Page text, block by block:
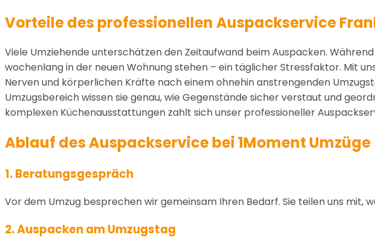
Vorteile des professionellen Auspackservice
Viele Umziehende unterschätzen den Zeitaufwand beim Auspacken.
wochenlang in der neuen Wohnung stehen – ein täglicher Stressfaktor. Mit
Nerven und körperlichen Kräfte nach einem ohnehin anstrengenden
Umzugsbereich wissen sie genau, wie Gegenstände sicher verstaut und
komplexen Küchenausstattungen zahlt sich unser professioneller
Ablauf des Auspackservice bei 1Moment Umzüge
1. Beratungsgespräch
Vor dem Umzug besprechen wir gemeinsam Ihren Bedarf. Sie teilen uns
2. Auspacken am Umzugstag